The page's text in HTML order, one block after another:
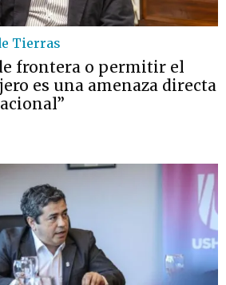
Tierras
frontera o permitir el
es una amenaza directa